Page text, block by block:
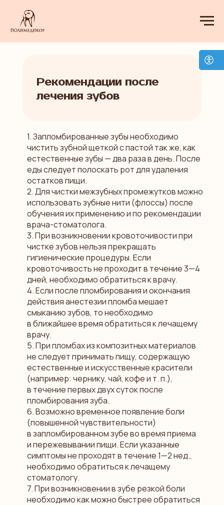
Рекомендации после
лечения зубов
1. Запломбированные зубы необходимо
чистить зубной щеткой с пастой так же, как
естественные зубы — два раза в день. После
еды следует полоскать рот для удаления
остатков пищи.
2. Для чистки межзубных промежутков можно
использовать зубные нити (флоссы) после
обучения их применению и по рекомендации
врача-стоматолога.
3. При возникновении кровоточивости при
чистке зубов нельзя прекращать
гигиенические процедуры. Если
кровоточивость не проходит в течение 3—4
дней, необходимо обратиться к врачу.
4. Если после пломбирования и окончания
действия анестезии пломба мешает
смыканию зубов, то необходимо
в ближайшее время обратиться к лечащему
врачу.
5. При пломбах из композитных материалов
не следует принимать пищу, содержащую
естественные и искусственные красители
(например: чернику, чай, кофе и т. п.),
в течение первых двух суток после
пломбирования зуба.
6. Возможно временное появление боли
(повышенной чувствительности)
в запломбированном зубе во время приема
и пережевывании пищи. Если указанные
симптомы не проходят в течение 1—2 нед.,
необходимо обратиться к лечащему
стоматологу.
7. При возникновении в зубе резкой боли
необходимо как можно быстрее обратиться